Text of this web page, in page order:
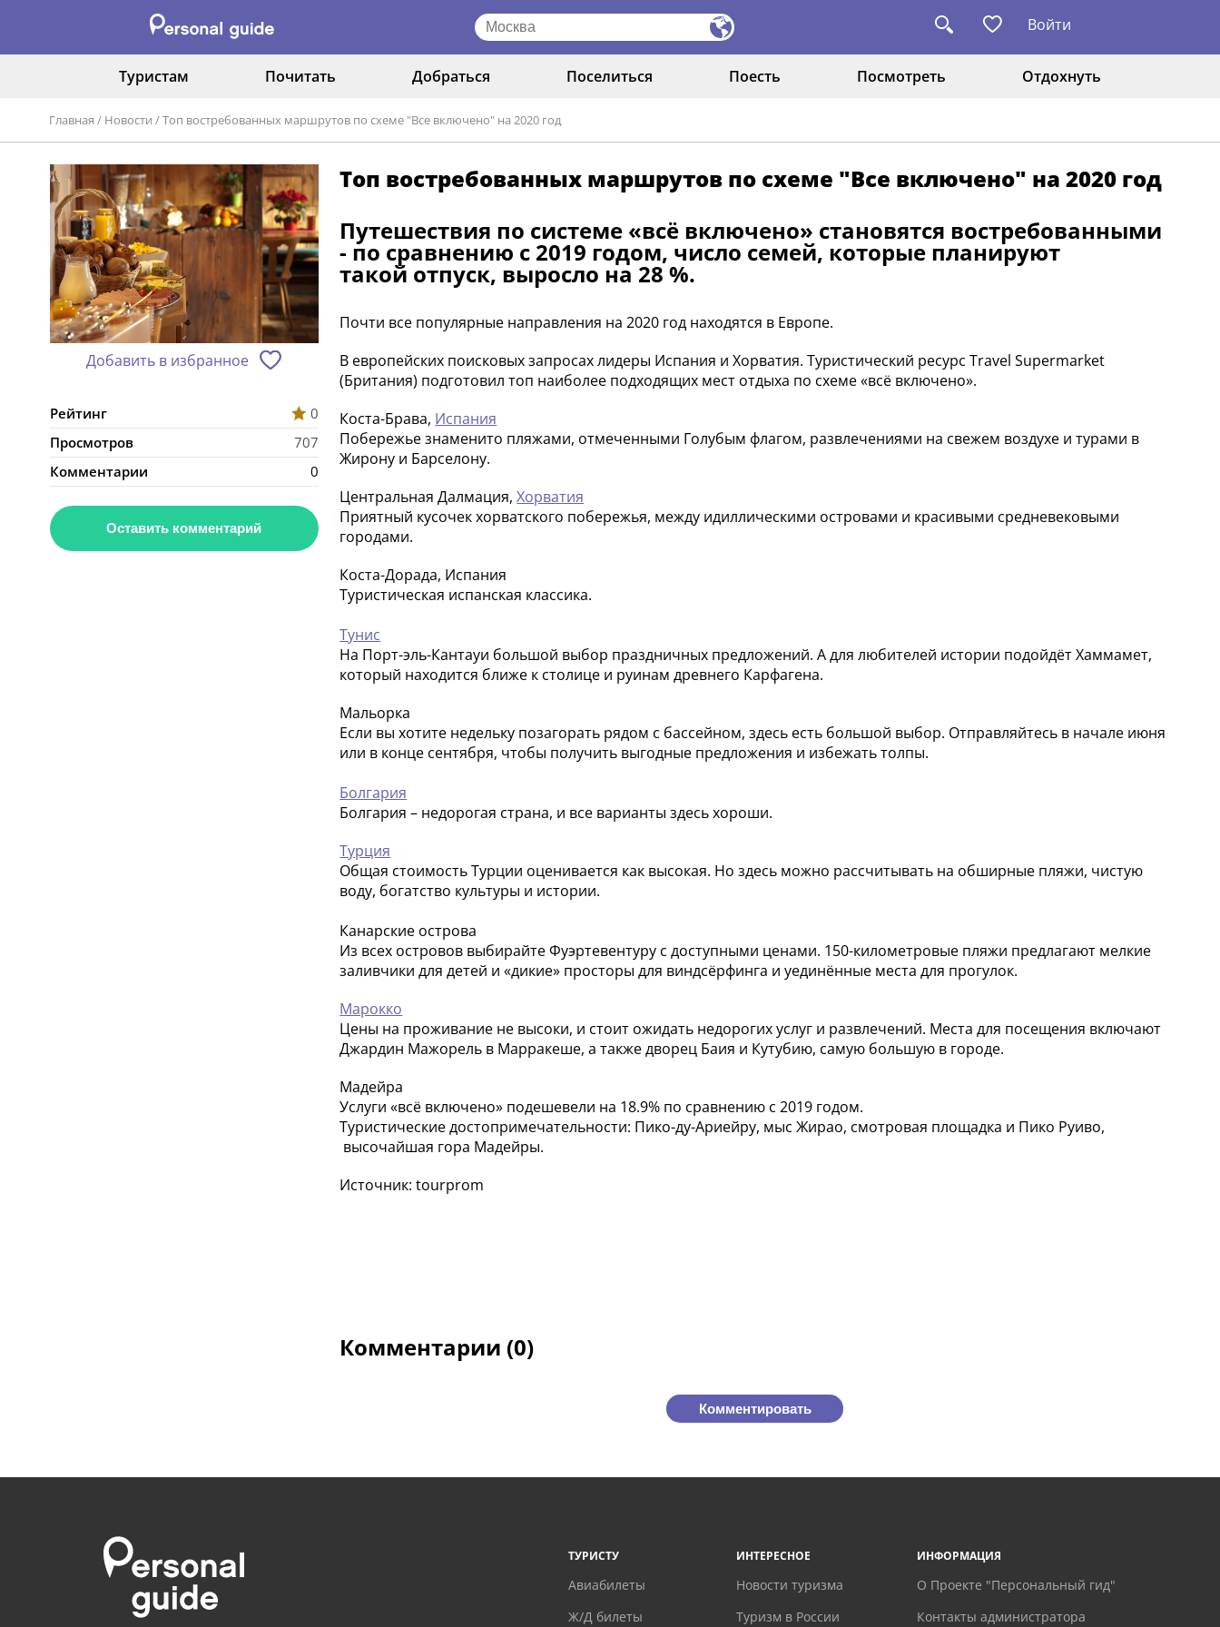
Войти
Туристам Почитать Добраться Поселиться Поесть Посмотреть Отдохнуть
Главная / Новости /Топ востребованных маршрутов по схеме "Все включено" на 2020 год
Добавить в избранное
Рейтинг
0
Просмотров
707
Комментарии
0
Оставить комментарий
Топ востребованных маршрутов по схеме "Все включено" на 2020 год
Путешествия по системе «всё включено» становятся востребованными
- по сравнению с 2019 годом, число семей, которые планируют
такой отпуск, выросло на 28 %.
Почти все популярные направления на 2020 год находятся в Европе.
В европейских поисковых запросах лидеры Испания и Хорватия. Туристический ресурс Travel Supermarket
(Британия) подготовил топ наиболее подходящих мест отдыха по схеме «всё включено».
Коста-Брава, Испания
Побережье знаменито пляжами, отмеченными Голубым флагом, развлечениями на свежем воздухе и турами в
Жирону и Барселону.
Центральная Далмация,Хорватия
Приятный кусочек хорватского побережья, между идиллическими островами и красивыми средневековыми
городами.
Коста-Дорада, Испания
Туристическая испанская классика.
Тунис
На Порт-эль-Кантауи большой выбор праздничных предложений. А для любителей истории подойдёт Хаммамет,
который находится ближе к столице и руинам древнего Карфагена.
Мальорка
Если вы хотите недельку позагорать рядом с бассейном, здесь есть большой выбор. Отправляйтесь в начале июня
или в конце сентября, чтобы получить выгодные предложения и избежать толпы.
Болгария
Болгария – недорогая страна, и все варианты здесь хороши.
Турция
Общая стоимость Турции оценивается как высокая. Но здесь можно рассчитывать на обширные пляжи, чистую
воду, богатство культуры и истории.
Канарские острова
Из всех островов выбирайте Фуэртевентуру с доступными ценами. 150-километровые пляжи предлагают мелкие
заливчики для детей и «дикие» просторы для виндсёрфинга и уединённые места для прогулок.
Марокко
Цены на проживание не высоки, и стоит ожидать недорогих услуг и развлечений. Места для посещения включают
Джардин Мажорель в Марракеше, а также дворец Баия и Кутубию, самую большую в городе.
Мадейра
Услуги «всё включено» подешевели на 18.9% по сравнению с 2019 годом.
Туристические достопримечательности: Пико-ду-Ариейру, мыс Жирао, смотровая площадка и Пико Руиво,
высочайшая гора Мадейры.
Источник: tourprom
Комментарии (0)
Комментировать
ТУРИСТУ
Авиабилеты
Ж/Д билеты
ИНТЕРЕСНОЕ
Новости туризма
Туризм в России
ИНФОРМАЦИЯ
О Проекте "Персональный гид"
Контакты администратора